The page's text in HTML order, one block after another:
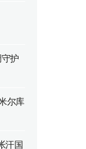
护
尔库
汗国